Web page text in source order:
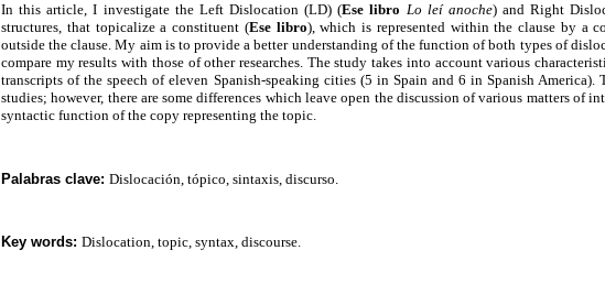
In this article, I investigate the Left Dislocation (LD) (Ese libro Lo leí anoche) and Right
structures, that topicalize a constituent (Ese libro), which is represented within the clause by a
outside the clause. My aim is to provide a better understanding of the function of both types of
compare my results with those of other researches. The study takes into account various
transcripts of the speech of eleven Spanish-speaking cities (5 in Spain and 6 in Spanish America).
studies; however, there are some differences which leave open the discussion of various matters of
syntactic function of the copy representing the topic.
Palabras clave: Dislocación, tópico, sintaxis, discurso.
Key words: Dislocation, topic, syntax, discourse.